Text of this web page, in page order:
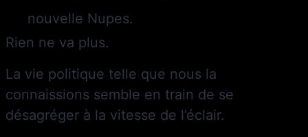
nouvelle Nupes.
Rien ne va plus.
La vie politique telle que nous la
connaissions semble en train de se
désagréger à la vitesse de l’éclair.